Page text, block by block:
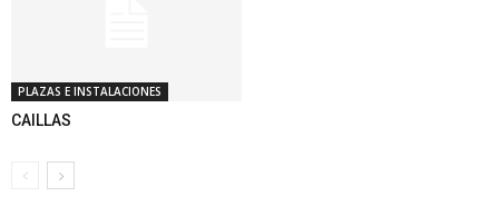
PLAZAS E INSTALACIONES
CAILLAS